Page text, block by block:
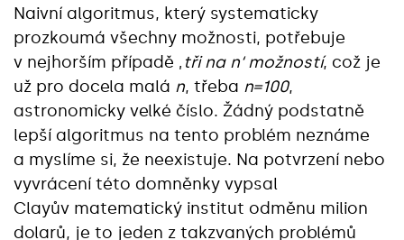
Naivní algoritmus, který systematicky
prozkoumá všechny možnosti, potřebuje
v nejhorším případě ‚tři na n‘ možností, což je
už pro docela malá n, třeba n=100,
astronomicky velké číslo. Žádný podstatně
lepší algoritmus na tento problém neznáme
a myslíme si, že neexistuje. Na potvrzení nebo
vyvrácení této domněnky vypsal
Clayův matematický institut odměnu milion
dolarů, je to jeden z takzvaných problémů